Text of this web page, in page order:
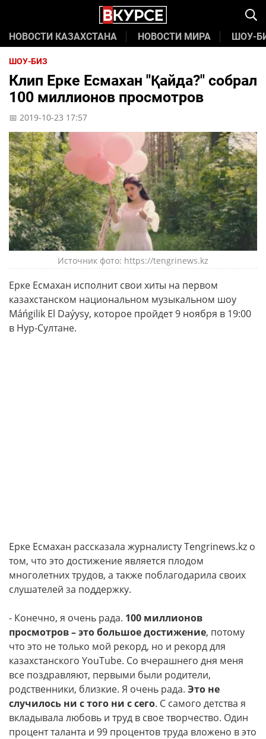
НОВОСТИ КАЗАХСТАНА НОВОСТИ МИРА ШОУ-
ШОУ-БИЗ
Клип Ерке Есмахан "Қайда?" собрал
100 миллионов просмотров
📅 2019-10-23 17:57
Источник фото: https://tengrinews.kz
Ерке Есмахан исполнит свои хиты на первом
казахстанском национальном музыкальном шоу
Máńgilik El Daýysy, которое пройдет 9 ноября в 19:00
в Нур-Султане.
Ерке Есмахан рассказала журналисту Tengrinews.kz о
том, что это достижение является плодом
многолетних трудов, а также поблагодарила своих
слушателей за поддержку.
- Конечно, я очень рада. 100 миллионов
просмотров – это большое достижение, потому
что это не только мой рекорд, но и рекорд для
казахстанского YouTube. Со вчерашнего дня меня
все поздравляют, первыми были родители,
родственники, близкие. Я очень рада. Это не
случилось ни с того ни с сего. С самого детства я
вкладывала любовь и труд в свое творчество. Один
процент таланта и 99 процентов труда вложено в это